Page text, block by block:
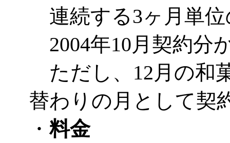
連続する3ヶ月単位
2004年10月契約分
ただし、12月の和
替わりの月として契
・料金